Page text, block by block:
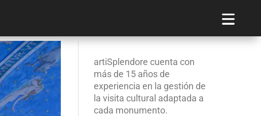
artiSplendore cuenta con
más de 15 años de
experiencia en la gestión de
la visita cultural adaptada a
cada monumento.